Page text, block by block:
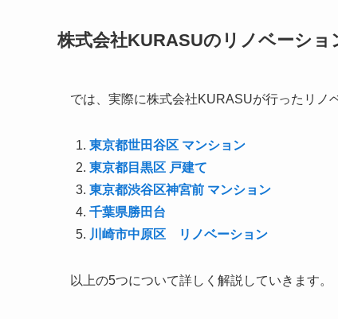
株式会社KURASUのリノベーショ
では、実際に株式会社KURASUが行ったリノ
東京都世田谷区 マンション
東京都目黒区 戸建て
東京都渋谷区神宮前 マンション
千葉県勝田台
川崎市中原区 リノベーション
以上の5つについて詳しく解説していきます。